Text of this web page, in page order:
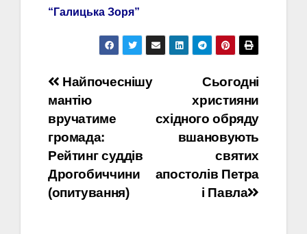
“Галицька Зоря”
Навігація
записів
Сьогодні
християни
східного обряду
вшановують
святих
апостолів Петра
і Павла
Найпочеснішу
мантію
вручатиме
громада:
Рейтинг суддів
Дрогобиччини
(опитування)